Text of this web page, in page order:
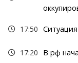
17:50
17:20 В рф